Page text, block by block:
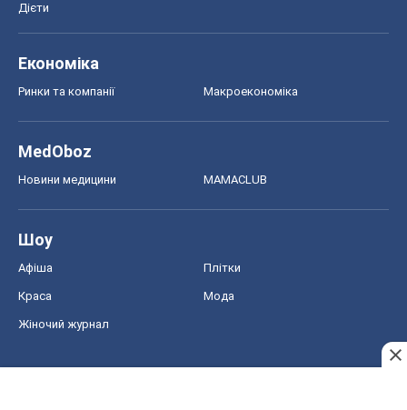
Дієти
Економіка
Ринки та компанії Макроекономіка
MedOboz
Новини медицини MAMACLUB
Шоу
Афіша Плітки
Краса Мода
Жіночий журнал